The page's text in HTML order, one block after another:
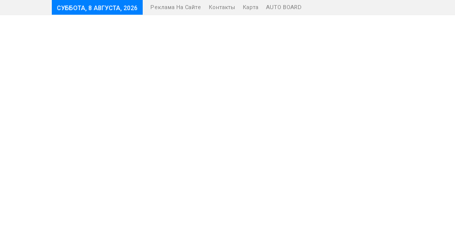
СУББОТА, 8 АВГУСТА, 2026 Реклама На Сайте Контакты Карта AUTO BOARD